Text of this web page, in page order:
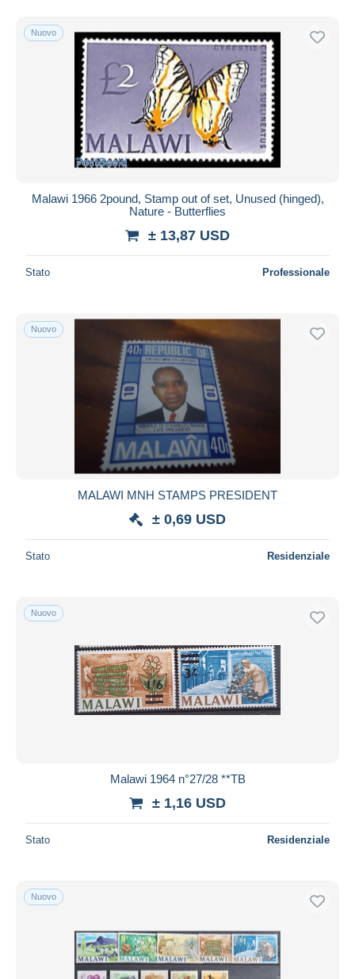
Nuovo
Malawi 1966 2pound, Stamp out of set, Unused (hinged),
Nature - Butterflies
± 13,87 USD
Stato Professionale
Nuovo
MALAWI MNH STAMPS PRESIDENT
± 0,69 USD
Stato Residenziale
Nuovo
Malawi 1964 n°27/28 **TB
± 1,16 USD
Stato Residenziale
Nuovo